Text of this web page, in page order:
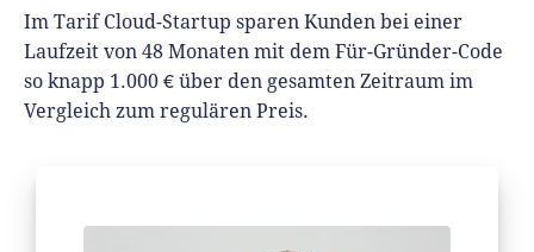
Im Tarif Cloud-Startup sparen Kunden bei einer
Laufzeit von 48 Monaten mit dem Für-Gründer-Code
so knapp 1.000 € über den gesamten Zeitraum im
Vergleich zum regulären Preis.